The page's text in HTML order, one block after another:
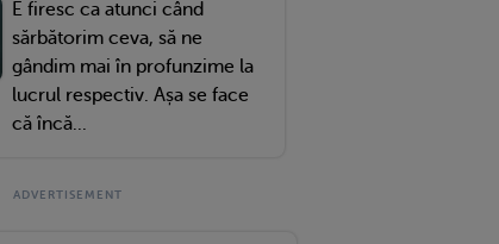
E firesc ca atunci când
sărbătorim ceva, să ne
gândim mai în profunzime la
lucrul respectiv. Așa se face
că încă...